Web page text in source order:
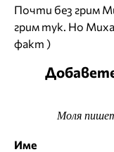
Почти без грим
грим тук. Но
факт )
Моля
Име